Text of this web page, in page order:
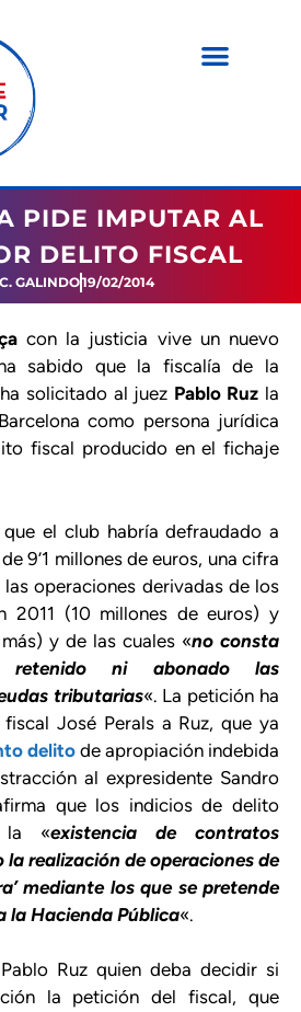
PIDE IMPUTAR AL
DELITO FISCAL
GALINDO19/02/2014
con la justicia vive un nuevo
sabido que la fiscalía de la
solicitado al juez Pablo Ruz la
como persona jurídica
fiscal producido en el fichaje
el club habría defraudado a
9’1 millones de euros, una cifra
operaciones derivadas de los
2011 (10 millones de euros) y
y de las cuales «no consta
ni abonado las
tributarias«. La petición ha
José Perals a Ruz, que ya
delito de apropiación indebida
al expresidente Sandro
que los indicios de delito
la «existencia de contratos
la realización de operaciones de
mediante los que se pretende
la Hacienda Pública«.
Ruz quien deba decidir si
la petición del fiscal, que